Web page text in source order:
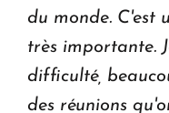
du monde. C'est
très importante.
difficulté,
des réunions